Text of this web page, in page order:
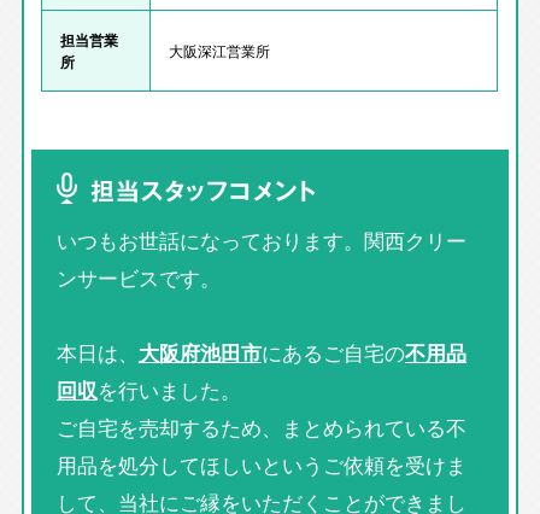
担当営業
所
大阪深江営業所
担当スタッフコメント
いつもお世話になっております。関西クリー
ンサービスです。
本日は、 大阪府池田市にあるご自宅の不用品
回収を行いました。
ご自宅を売却するため、まとめられている不
用品を処分してほしいというご依頼を受けま
して、当社にご縁をいただくことができまし